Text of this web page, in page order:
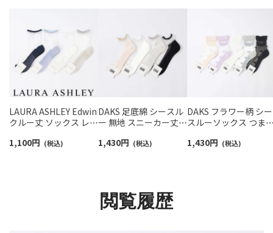
LAURA ASHLEY Edwin
クルー丈 ソックス レデ
1,100円 (税込)
DAKS 足底綿 シースル
ー 無地 スニーカー丈
ース 03367412
1,430円 (税込)
DAKS フラワー柄 シー
スルーソックス つま
ク混 テグス クルー丈
1,430円 (税込)
閲覧履歴